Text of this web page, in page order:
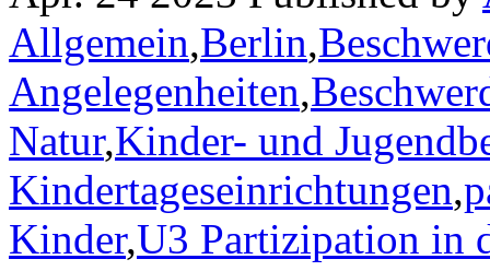
Allgemein,Berlin,
Angelegenheiten,
Natur,Kinder- und
Kindertageseinrichtungen,
Kinder,U3 Partizipation in